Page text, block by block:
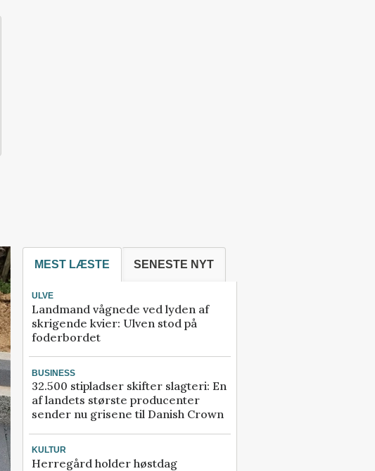
MEST LÆSTE SENESTE NYT
ULVE
Landmand vågnede ved lyden af
skrigende kvier: Ulven stod på
foderbordet
BUSINESS
32.500 stipladser skifter slagteri: En
af landets største producenter
sender nu grisene til Danish Crown
KULTUR
Herregård holder høstdag